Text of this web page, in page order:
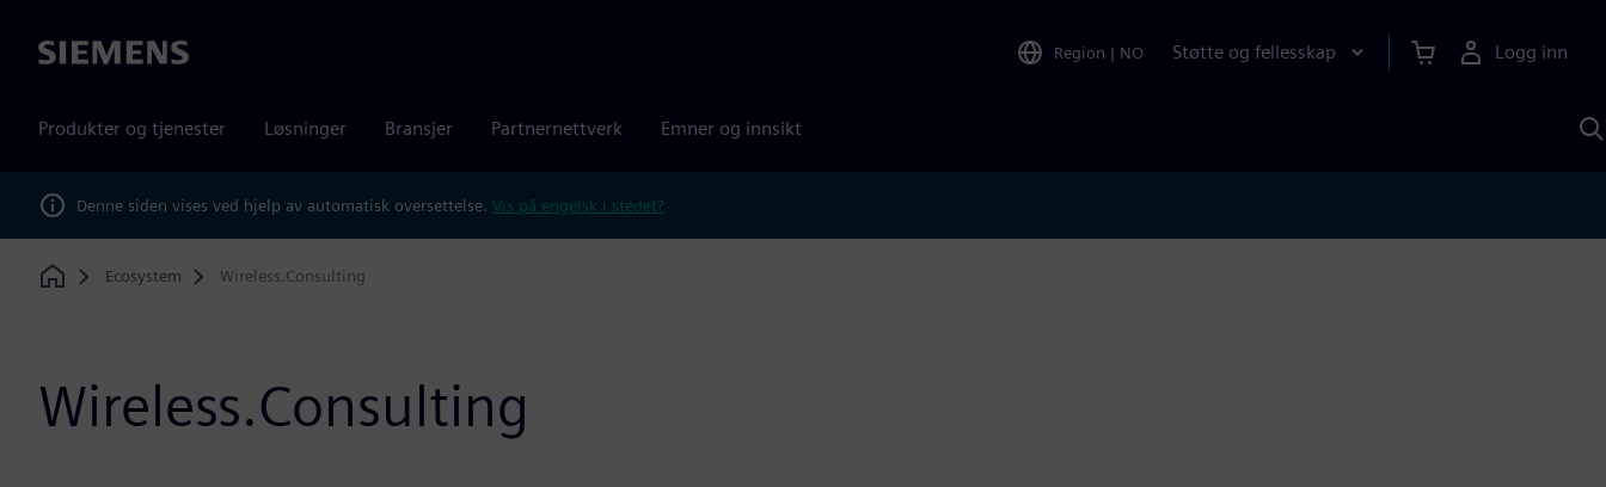
Siemens Region | NO Støtte og fellesskap Logg inn
Produkter og tjenester Løsninger Bransjer Partnernettverk Emner og innsikt
Denne siden vises ved hjelp av automatisk oversettelse. Vis på engelsk i stedet?
Home
Ecosystem Wireless.Consulting
Wireless.Consulting